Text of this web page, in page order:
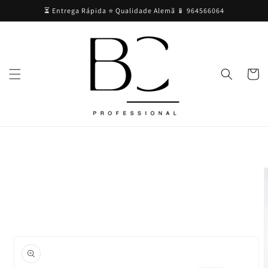
conteúdo
⏳ Entrega Rápida ⭐ Qualidade Alemã 📱 964566064